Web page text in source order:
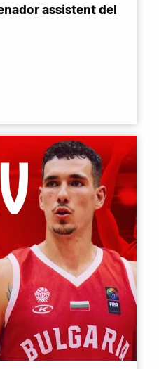
assistent del